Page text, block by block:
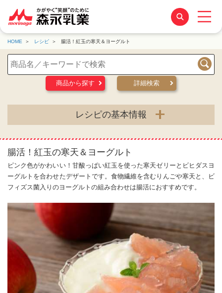
HOME レシピ 腸活！紅玉の寒天＆ヨーグルト
検索
商品から探す
詳細検索
レシピの基本情報
腸活！紅玉の寒天＆ヨーグルト
ピンク色がかわいい！甘酸っぱい紅玉を使った寒天ゼリーとビヒダスヨ
ーグルトを合わせたデザートです。食物繊維を含むりんごや寒天と、ビ
フィズス菌入りのヨーグルトの組み合わせは腸活におすすめです。